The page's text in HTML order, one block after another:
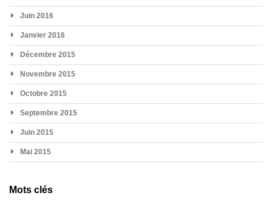
Juin 2016
Janvier 2016
Décembre 2015
Novembre 2015
Octobre 2015
Septembre 2015
Juin 2015
Mai 2015
Mots clés